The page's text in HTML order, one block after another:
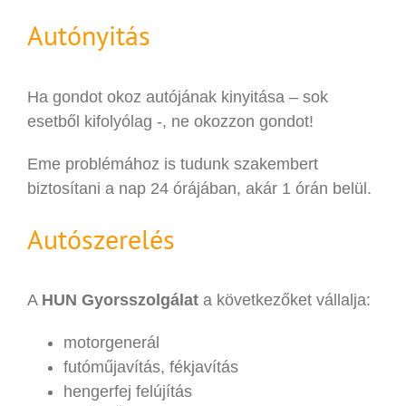
Autónyitás
Ha gondot okoz autójának kinyitása – sok
esetből kifolyólag -, ne okozzon gondot!
Eme problémához is tudunk szakembert
biztosítani a nap 24 órájában, akár 1 órán belül.
Autószerelés
A HUN Gyorsszolgálat a következőket vállalja:
motorgenerál
futóműjavítás, fékjavítás
hengerfej felújítás